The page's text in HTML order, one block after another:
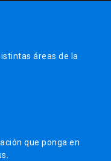
áreas de la
que ponga en